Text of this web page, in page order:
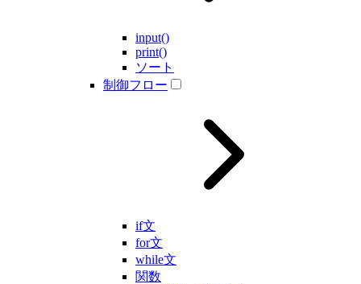
input()
print()
ソート
制御フロー
if文
for文
while文
関数